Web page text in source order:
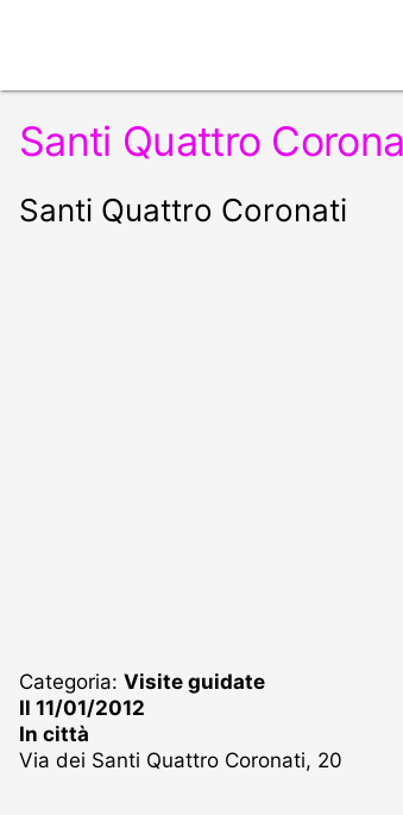
Santi Quattro
Santi Quattro Coronati
Categoria: Visite guidate
Il 11/01/2012
In città
Via dei Santi Quattro Coronati, 20